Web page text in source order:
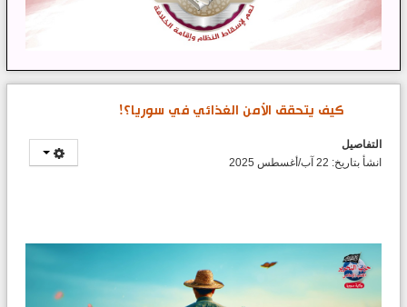
قناتنا على تيليغرام
كيف يتحقق الأمن الغذائي في سوريا؟!
التفاصيل
انشأ بتاريخ: 22 آب/أغسطس 2025